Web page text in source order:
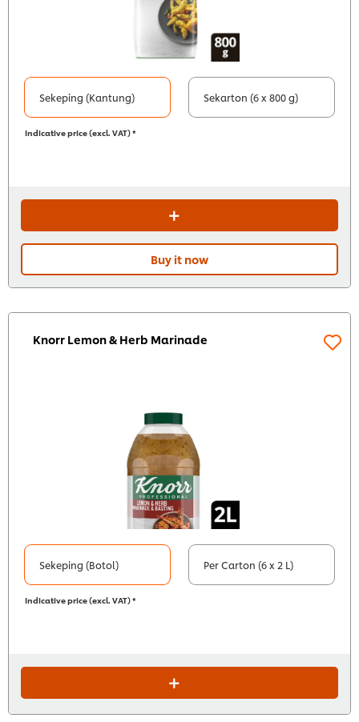
Sekeping (Kantung) Sekarton (6 x 800 g)
Indicative price (excl. VAT) *
Buy it now
Knorr Lemon & Herb Marinade
Sekeping (Botol) Per Carton (6 x 2 L)
Indicative price (excl. VAT) *